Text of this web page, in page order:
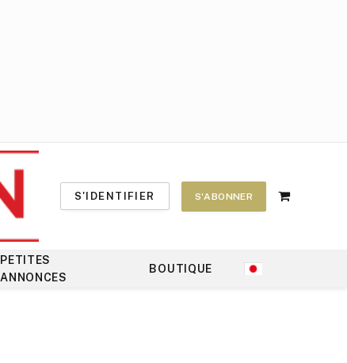
S'IDENTIFIER S'ABONNER
Shopping
PETITES
ANNONCES
BOUTIQUE